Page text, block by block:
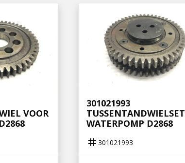
VOOR
301021993
TUSSENTANDWIELSET
WATERPOMP D2868
tag 301021993